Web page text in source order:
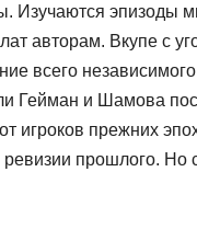
Изучаются эпизоды
авторам. Вкупе с
всего
Гейман и Шамова
игроков прежних
ревизии прошлого. Но